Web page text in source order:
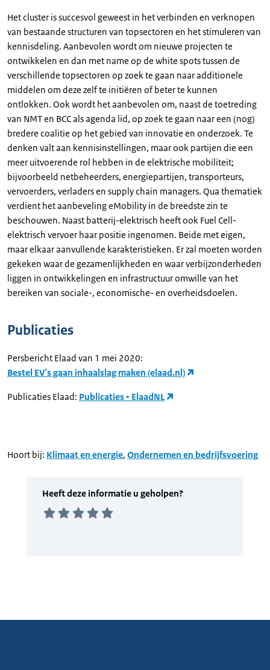
Het cluster is succesvol geweest in het verbinden en verknopen
van bestaande structuren van topsectoren en het stimuleren van
kennisdeling. Aanbevolen wordt om nieuwe projecten te
ontwikkelen en dan met name op de white spots tussen de
verschillende topsectoren op zoek te gaan naar additionele
middelen om deze zelf te initiëren of beter te kunnen
ontlokken. Ook wordt het aanbevolen om, naast de toetreding
van NMT en BCC als agenda lid, op zoek te gaan naar een (nog)
bredere coalitie op het gebied van innovatie en onderzoek. Te
denken valt aan kennisinstellingen, maar ook partijen die een
meer uitvoerende rol hebben in de elektrische mobiliteit;
bijvoorbeeld netbeheerders, energiepartijen, transporteurs,
vervoerders, verladers en supply chain managers. Qua thematiek
verdient het aanbeveling eMobility in de breedste zin te
beschouwen. Naast batterij-elektrisch heeft ook Fuel Cell-
elektrisch vervoer haar positie ingenomen. Beide met eigen,
maar elkaar aanvullende karakteristieken. Er zal moeten worden
gekeken waar de gezamenlijkheden en waar verbijzonderheden
liggen in ontwikkelingen en infrastructuur omwille van het
bereiken van sociale-, economische- en overheidsdoelen.
Publicaties
Persbericht Elaad van 1 mei 2020:
Bestel EV's gaan inhaalslag maken (elaad.nl)
Publicaties Elaad: Publicaties • ElaadNL
Hoort bij: Klimaat en energie, Ondernemen en bedrijfsvoering